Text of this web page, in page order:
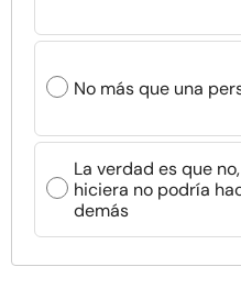
No más que una
La verdad es que
hiciera no podría
demás